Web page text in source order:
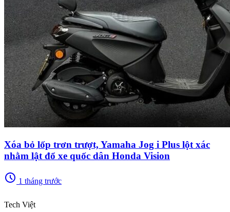
Xóa bỏ lốp trơn trượt, Yamaha Jog i Plus lột xác
nhằm lật đổ xe quốc dân Honda Vision
schedule 1 tháng trước
Tech Việt